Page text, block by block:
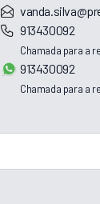
913430092
Chamada para a
913430092
Chamada para a